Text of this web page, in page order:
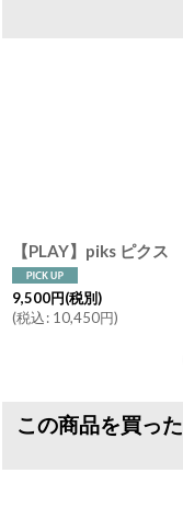
4,000円(税別)
(税込 :4,400円)
この商品を買っ